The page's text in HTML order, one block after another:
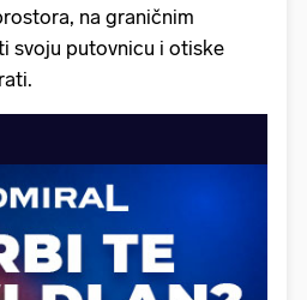
na graničnim
svoju putovnicu i otiske